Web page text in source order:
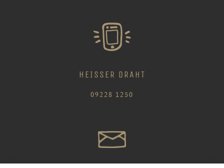
HEISSER DRAHT
09228 1250